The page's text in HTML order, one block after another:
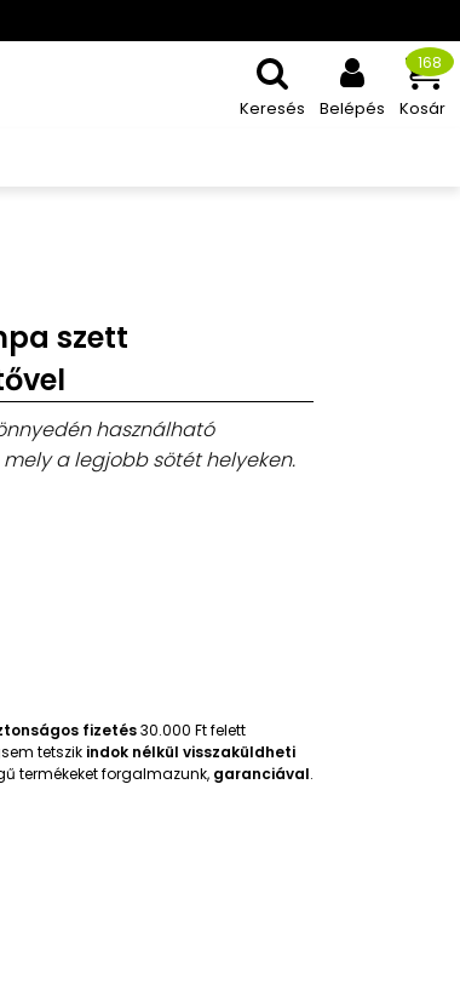
Keresés Belépés Kosár
168
szett
használható
a legjobb sötét helyeken.
fizetés30.000 Ft felett
tetszik indok nélkül visszaküldheti
termékeket forgalmazunk, garanciával.